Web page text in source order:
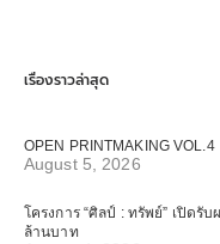
เรื่องราวล่าสุด
OPEN PRINTMAKING VOL.4
August 5, 2026
โครงการ “ศิลป์ : ทรัพย์” เปิดรั
ล้านบาท